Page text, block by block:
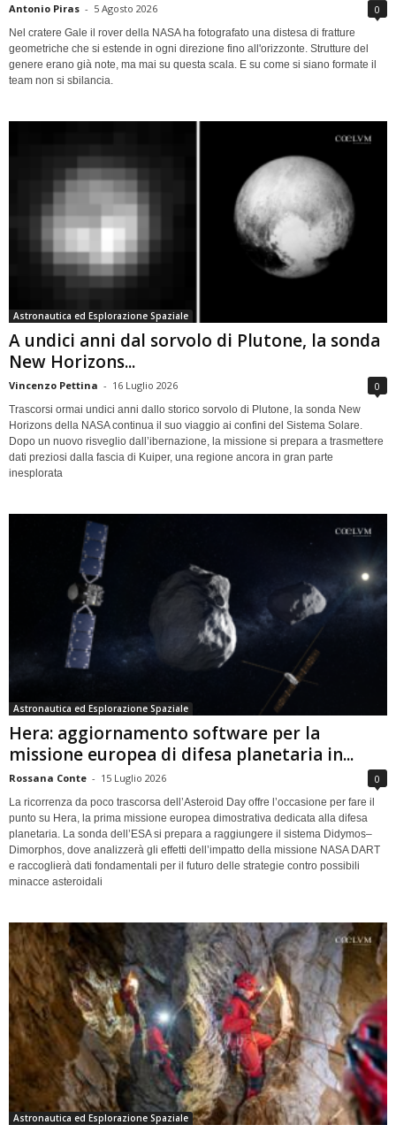
Antonio Piras - 5 Agosto 2026 0
Nel cratere Gale il rover della NASA ha fotografato una distesa di fratture
geometriche che si estende in ogni direzione fino all'orizzonte. Strutture del
genere erano già note, ma mai su questa scala. E su come si siano formate il
team non si sbilancia.
Astronautica ed Esplorazione Spaziale
A undici anni dal sorvolo di Plutone, la sonda
New Horizons...
Vincenzo Pettina - 16 Luglio 2026 0
Trascorsi ormai undici anni dallo storico sorvolo di Plutone, la sonda New
Horizons della NASA continua il suo viaggio ai confini del Sistema Solare.
Dopo un nuovo risveglio dall’ibernazione, la missione si prepara a trasmettere
dati preziosi dalla fascia di Kuiper, una regione ancora in gran parte
inesplorata
Astronautica ed Esplorazione Spaziale
Hera: aggiornamento software per la
missione europea di difesa planetaria in...
Rossana Conte - 15 Luglio 2026 0
La ricorrenza da poco trascorsa dell’Asteroid Day offre l’occasione per fare il
punto su Hera, la prima missione europea dimostrativa dedicata alla difesa
planetaria. La sonda dell’ESA si prepara a raggiungere il sistema Didymos–
Dimorphos, dove analizzerà gli effetti dell’impatto della missione NASA DART
e raccoglierà dati fondamentali per il futuro delle strategie contro possibili
minacce asteroidali
Astronautica ed Esplorazione Spaziale